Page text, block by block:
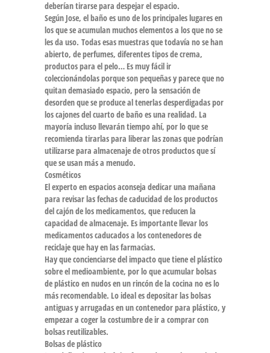
deberían tirarse para despejar el espacio.
Según Jose, el baño es uno de los principales lugares en
los que se acumulan muchos elementos a los que no se
les da uso. Todas esas muestras que todavía no se han
abierto, de perfumes, diferentes tipos de crema,
productos para el pelo… Es muy fácil ir
coleccionándolas porque son pequeñas y parece que no
quitan demasiado espacio, pero la sensación de
desorden que se produce al tenerlas desperdigadas por
los cajones del cuarto de baño es una realidad. La
mayoría incluso llevarán tiempo ahí, por lo que se
recomienda tirarlas para liberar las zonas que podrían
utilizarse para almacenaje de otros productos que sí
que se usan más a menudo.
Cosméticos
El experto en espacios aconseja dedicar una mañana
para revisar las fechas de caducidad de los productos
del cajón de los medicamentos, que reducen la
capacidad de almacenaje. Es importante llevar los
medicamentos caducados a los contenedores de
reciclaje que hay en las farmacias.
Hay que concienciarse del impacto que tiene el plástico
sobre el medioambiente, por lo que acumular bolsas
de plástico en nudos en un rincón de la cocina no es lo
más recomendable. Lo ideal es depositar las bolsas
antiguas y arrugadas en un contenedor para plástico, y
empezar a coger la costumbre de ir a comprar con
bolsas reutilizables.
Bolsas de plástico